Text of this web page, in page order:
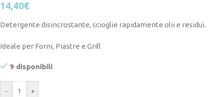
14,40€
Detergente disincrostante, scioglie rapidamente olii e residui.
Ideale per Forni, Piastre e Grill
9 disponibili
- +